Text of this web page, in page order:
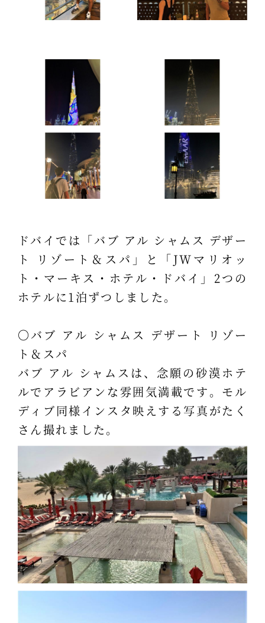
ドバイでは「バブ アル シャムス デザー
ト リゾート＆スパ」と「JWマリオッ
ト・マーキス・ホテル・ドバイ」2つの
ホテルに1泊ずつしました。
〇バブ アル シャムス デザート リゾー
ト＆スパ
バブ アル シャムスは、念願の砂漠ホテ
ルでアラビアンな雰囲気満載です。モル
ディブ同様インスタ映えする写真がたく
さん撮れました。